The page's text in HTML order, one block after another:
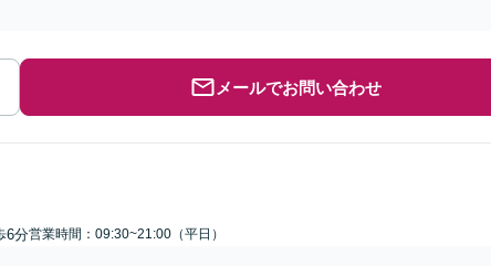
メールでお問い合わせ
6分営業時間：09:30~21:00（平日）